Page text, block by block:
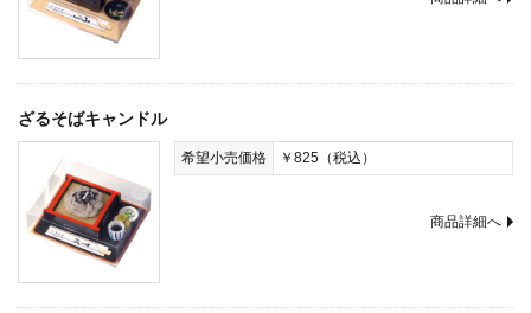
ざるそばキャンドル
希望小売価格 ￥825（税込）
商品詳細へ